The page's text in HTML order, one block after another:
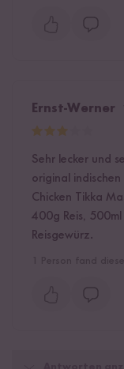
Ernst-Werner
Sehr lecker und
original
Chicken Tikka
400g Reis,
Reisgewürz.